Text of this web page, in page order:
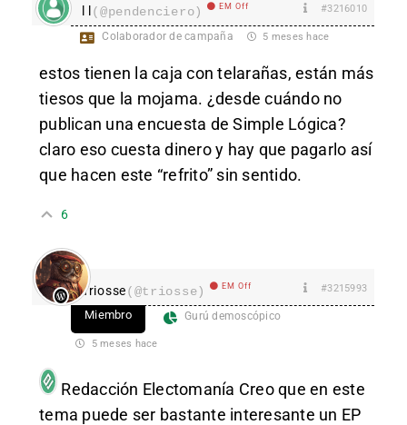
l l(@pendenciero) EM Off #3216010
Colaborador de campaña 5 meses hace
estos tienen la caja con telarañas, están más
tiesos que la mojama. ¿desde cuándo no
publican una encuesta de Simple Lógica?
claro eso cuesta dinero y hay que pagarlo así
que hacen este “refrito” sin sentido.
6
Triosse(@triosse) EM Off #3215993
Miembro Gurú demoscópico
5 meses hace
Redacción Electomanía Creo que en este
tema puede ser bastante interesante un EP